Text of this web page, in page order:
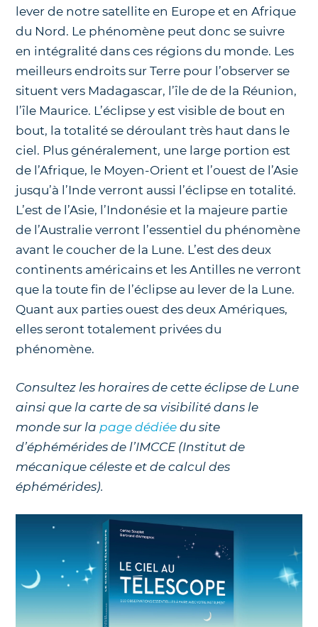
lever de notre satellite en Europe et en Afrique
du Nord. Le phénomène peut donc se suivre
en intégralité dans ces régions du monde. Les
meilleurs endroits sur Terre pour l’observer se
situent vers Madagascar, l’île de de la Réunion,
l’île Maurice. L’éclipse y est visible de bout en
bout, la totalité se déroulant très haut dans le
ciel. Plus généralement, une large portion est
de l’Afrique, le Moyen-Orient et l’ouest de l’Asie
jusqu’à l’Inde verront aussi l’éclipse en totalité.
L’est de l’Asie, l’Indonésie et la majeure partie
de l’Australie verront l’essentiel du phénomène
avant le coucher de la Lune. L’est des deux
continents américains et les Antilles ne verront
que la toute fin de l’éclipse au lever de la Lune.
Quant aux parties ouest des deux Amériques,
elles seront totalement privées du
phénomène.
Consultez les horaires de cette éclipse de Lune
ainsi que la carte de sa visibilité dans le
monde sur la page dédiée du site
d’éphémérides de l’IMCCE (Institut de
mécanique céleste et de calcul des
éphémérides).